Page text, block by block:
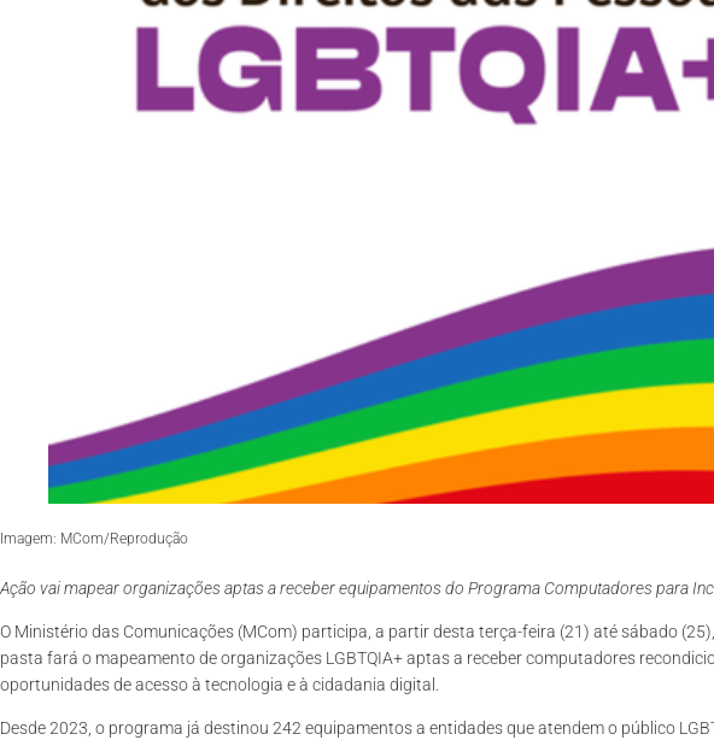
Imagem: MCom/Reprodução
Ação vai mapear organizações aptas a receber equipamentos do Programa Computadores para
O Ministério das Comunicações (MCom) participa, a partir desta terça-feira (21) até sábado
pasta fará o mapeamento de organizações LGBTQIA+ aptas a receber computadores
oportunidades de acesso à tecnologia e à cidadania digital.
Desde 2023, o programa já destinou 242 equipamentos a entidades que atendem o público